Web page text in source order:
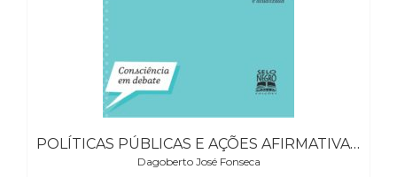
POLÍTICAS PÚBLICAS E AÇÕES AFIRMATIVAS – EDIÇÃO REVISTA E ATUALIZADA
Dagoberto José Fonseca